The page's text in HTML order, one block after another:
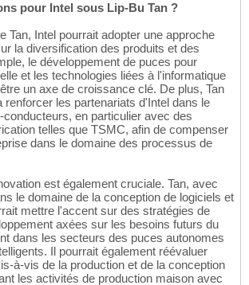
pour Intel sous Lip-Bu Tan ?
Tan, Intel pourrait adopter une approche
la diversification des produits et des
le développement de puces pour
et les technologies liées à l'informatique
un axe de croissance clé. De plus, Tan
renforcer les partenariats d'Intel dans le
en particulier avec des
telles que TSMC, afin de compenser
dans le domaine des processus de
est également cruciale. Tan, avec
le domaine de la conception de logiciels et
mettre l'accent sur des stratégies de
axées sur les besoins futurs du
dans les secteurs des puces autonomes
Il pourrait également réévaluer
à-vis de la production et de la conception
les activités de production maison avec